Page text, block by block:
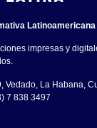
Latinoamericana
impresas y
Vedado, La Habana,
7 838 3497